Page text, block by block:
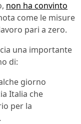
non ha convinto
come le misure
pari a zero.
una importante
di:
giorno
Italia che
per la